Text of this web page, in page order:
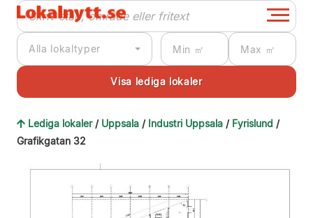
Alla lokaltyper
Lediga lokaler / Uppsala / Industri Uppsala / Fyrislund /
Grafikgatan 32